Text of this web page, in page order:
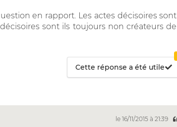
en rapport. Les actes décisoires sont
sont ils toujours non créateurs de
Cette réponse a été utile
le 16/11/2015 à 21:39